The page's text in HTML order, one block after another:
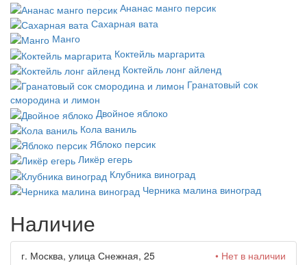
Ананас манго персик
Сахарная вата
Манго
Коктейль маргарита
Коктейль лонг айленд
Гранатовый сок
смородина и лимон
Двойное яблоко
Кола ваниль
Яблоко персик
Ликёр егерь
Клубника виноград
Черника малина виноград
Наличие
г. Москва, улица Снежная, 25 • Нет в наличии